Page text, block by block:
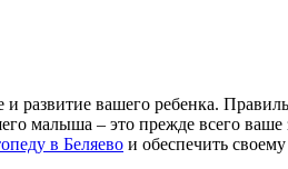
и развитие вашего ребенка.
малыша – это прежде всего ваше
в Беляево и обеспечить